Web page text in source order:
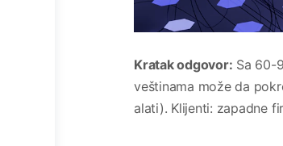
Kratak odgovor: Sa 60-
veštinama može da
alati). Klijenti: zapadne